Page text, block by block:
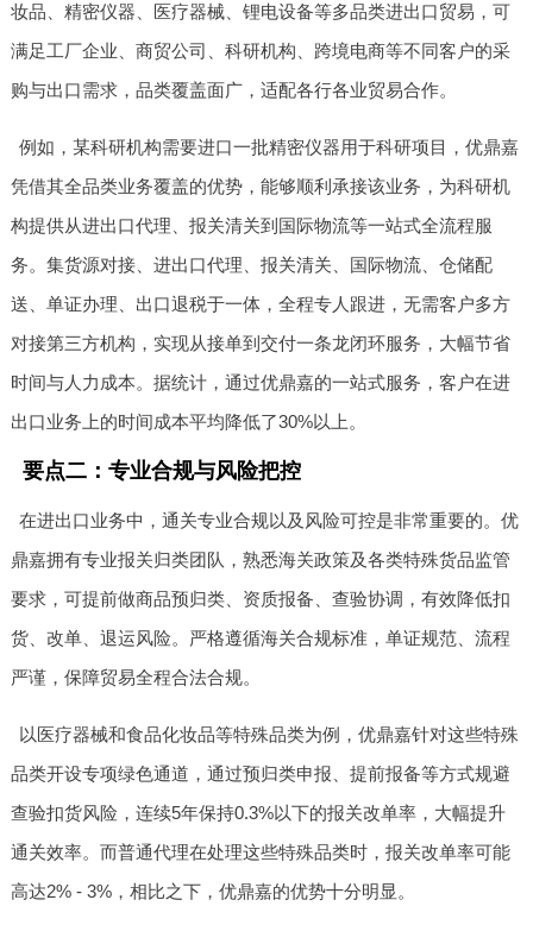
妆品、精密仪器、医疗器械、锂电设备等多品类进出口贸易，可
满足工厂企业、商贸公司、科研机构、跨境电商等不同客户的采
购与出口需求，品类覆盖面广，适配各行各业贸易合作。
例如，某科研机构需要进口一批精密仪器用于科研项目，优鼎嘉
凭借其全品类业务覆盖的优势，能够顺利承接该业务，为科研机
构提供从进出口代理、报关清关到国际物流等一站式全流程服
务。集货源对接、进出口代理、报关清关、国际物流、仓储配
送、单证办理、出口退税于一体，全程专人跟进，无需客户多方
对接第三方机构，实现从接单到交付一条龙闭环服务，大幅节省
时间与人力成本。据统计，通过优鼎嘉的一站式服务，客户在进
出口业务上的时间成本平均降低了30%以上。
要点二：专业合规与风险把控
在进出口业务中，通关专业合规以及风险可控是非常重要的。优
鼎嘉拥有专业报关归类团队，熟悉海关政策及各类特殊货品监管
要求，可提前做商品预归类、资质报备、查验协调，有效降低扣
货、改单、退运风险。严格遵循海关合规标准，单证规范、流程
严谨，保障贸易全程合法合规。
以医疗器械和食品化妆品等特殊品类为例，优鼎嘉针对这些特殊
品类开设专项绿色通道，通过预归类申报、提前报备等方式规避
查验扣货风险，连续5年保持0.3%以下的报关改单率，大幅提升
通关效率。而普通代理在处理这些特殊品类时，报关改单率可能
高达2% - 3%，相比之下，优鼎嘉的优势十分明显。